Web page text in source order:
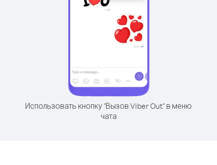
Использовать кнопку "Вызов Viber Out" в меню
чата